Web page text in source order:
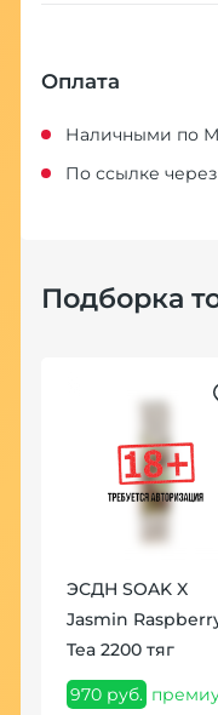
Оплата
Наличными по
По ссылке
Подборка
ЭСДН SOAK X
Jasmin
Tea 2200 тяг
970 руб.